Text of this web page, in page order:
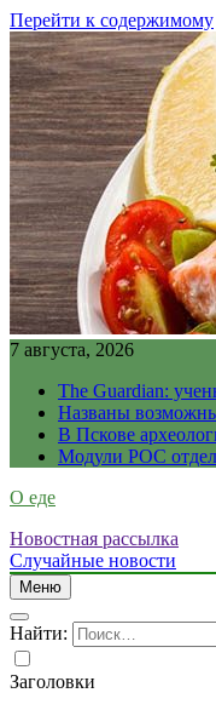
Перейти к содержимому
7 августа, 2026
The Guardian:
Названы
В Пскове
Модули РОС
О еде
Новостная рассылка
Случайные новости
Меню
Найти:
Заголовки